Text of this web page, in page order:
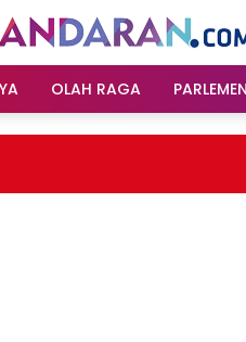
OLAH RAGA PARLEMEN